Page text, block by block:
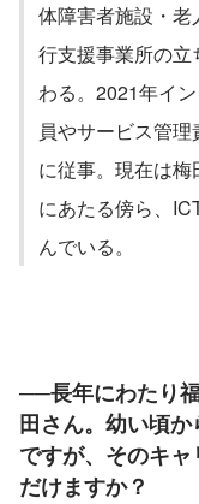
体障害者施設・
行支援事業所の
わる。2021年イ
員やサービス管
に従事。現在は
にあたる傍ら、
んでいる。
──長年にわたり
田さん。幼い頃
ですが、そのキ
だけますか？